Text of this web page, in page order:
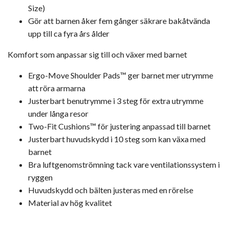
Size)
Gör att barnen åker fem gånger säkrare bakåtvända
upp till ca fyra års ålder
Komfort som anpassar sig till och växer med barnet
Ergo-Move Shoulder Pads™ ger barnet mer utrymme
att röra armarna
Justerbart benutrymme i 3 steg för extra utrymme
under långa resor
Two-Fit Cushions™ för justering anpassad till barnet
Justerbart huvudskydd i 10 steg som kan växa med
barnet
Bra luftgenomströmning tack vare ventilationssystem i
ryggen
Huvudskydd och bälten justeras med en rörelse
Material av hög kvalitet